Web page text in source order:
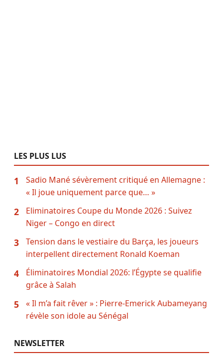
LES PLUS LUS
1
Sadio Mané sévèrement critiqué en Allemagne :
« Il joue uniquement parce que… »
2
Eliminatoires Coupe du Monde 2026 : Suivez
Niger – Congo en direct
3
Tension dans le vestiaire du Barça, les joueurs
interpellent directement Ronald Koeman
4
Éliminatoires Mondial 2026: l’Égypte se qualifie
grâce à Salah
5
« Il m’a fait rêver » : Pierre-Emerick Aubameyang
révèle son idole au Sénégal
NEWSLETTER